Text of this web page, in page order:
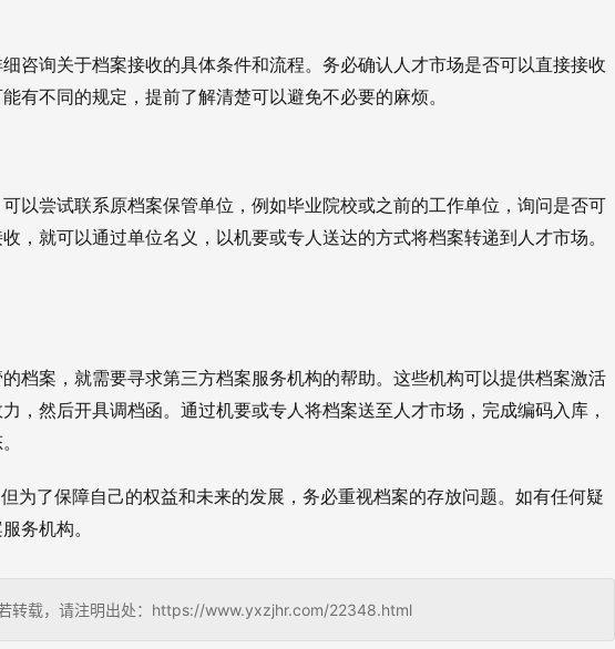
咨询关于档案接收的具体条件和流程。务必确认人才市场是否可以直接接收
有不同的规定，提前了解清楚可以避免不必要的麻烦。
以尝试联系原档案保管单位，例如毕业院校或之前的工作单位，询问是否可
，就可以通过单位名义，以机要或专人送达的方式将档案转递到人才市场。
档案，就需要寻求第三方档案服务机构的帮助。这些机构可以提供档案激活
，然后开具调档函。通过机要或专人将档案送至人才市场，完成编码入库，
为了保障自己的权益和未来的发展，务必重视档案的存放问题。如有任何疑
务机构。
转载，请注明出处：https://www.yxzjhr.com/22348.html